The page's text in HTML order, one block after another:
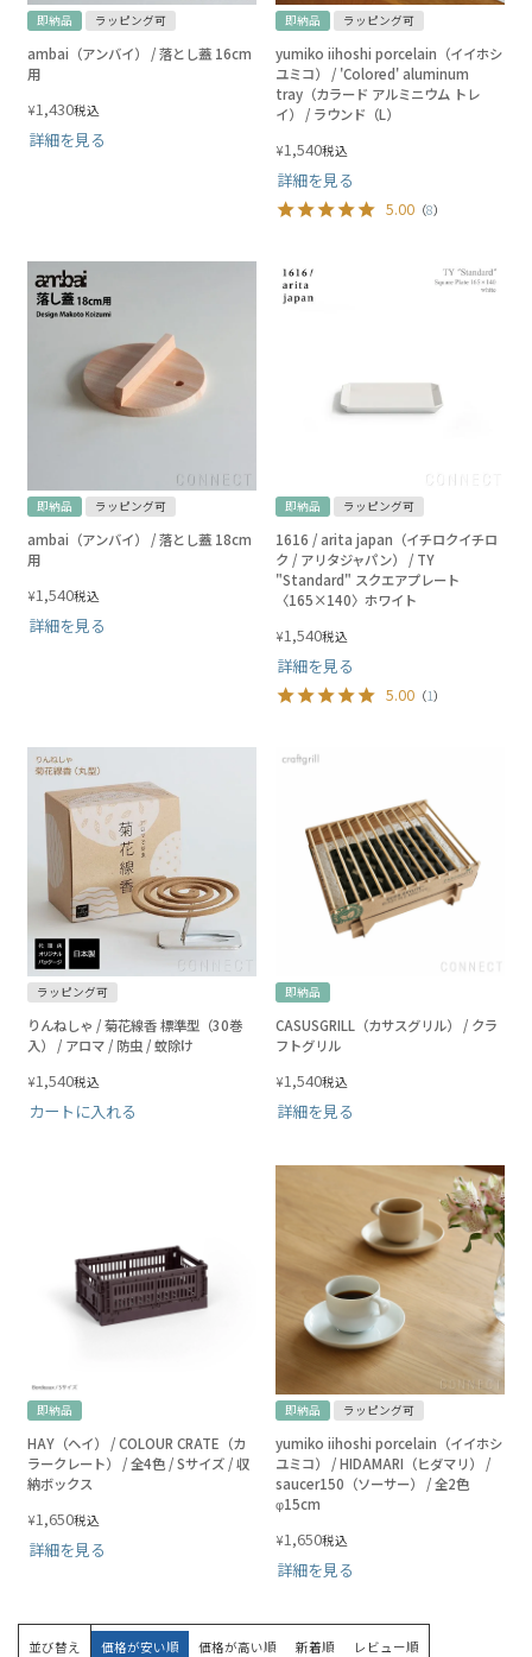
即納品 ラッピング可
ambai（アンバイ） / 落とし蓋 16cm
用
¥1,430税込
詳細を見る
即納品 ラッピング可
yumiko iihoshi porcelain（イイホシ
ユミコ） / 'Colored' aluminum
tray（カラード アルミニウム トレ
イ） / ラウンド（L）
¥1,540税込
詳細を見る
5.00 （8）
即納品 ラッピング可
ambai（アンバイ） / 落とし蓋 18cm
用
¥1,540税込
詳細を見る
即納品 ラッピング可
1616 / arita japan（イチロクイチロ
ク / アリタジャパン） / TY
"Standard" スクエアプレート
〈165×140〉ホワイト
¥1,540税込
詳細を見る
5.00 （1）
ラッピング可
りんねしゃ / 菊花線香 標準型（30巻
入） / アロマ / 防虫 / 蚊除け
¥1,540税込
カートに入れる
即納品
CASUSGRILL（カサスグリル） / クラ
フトグリル
¥1,540税込
詳細を見る
即納品
HAY（ヘイ） / COLOUR CRATE（カ
ラークレート） / 全4色 / Sサイズ / 収
納ボックス
¥1,650税込
詳細を見る
即納品 ラッピング可
yumiko iihoshi porcelain（イイホシ
ユミコ） / HIDAMARI（ヒダマリ） /
saucer150（ソーサー） / 全2色
φ15cm
¥1,650税込
詳細を見る
並び替え 価格が安い順 価格が高い順 新着順 レビュー順